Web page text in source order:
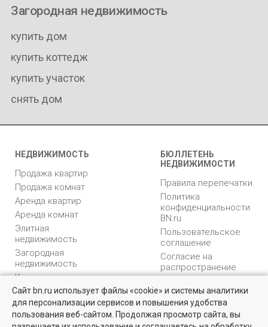
Найти квартиру - это просто!
Выбирайте среди 14 тысяч проверенных вариантов на вторичом
Загородная недвижимость
купить дом
купить коттедж
купить участок
снять дом
НЕДВИЖИМОСТЬ
Продажа квартир
Продажа комнат
Аренда квартир
Аренда комнат
Элитная
недвижимость
Загородная
недвижимость
Коммерческая
недвижимость
БЮЛЛЕТЕНЬ
НЕДВИЖИМОСТИ
Правила перепечатки
Политика
конфиденциальности
BN.ru
Пользовательское
соглашение
Согласие на
распространение
персональных данных
Карта сайта
Медийная реклама
PR продвижение
Сайт bn.ru использует файлы «cookie» и системы аналитики
для персонализации сервисов и повышения удобства
пользования веб-сайтом. Продолжая просмотр сайта, вы